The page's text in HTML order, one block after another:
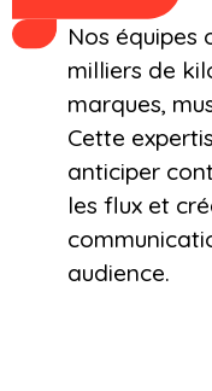
Nos équipes
milliers de
marques,
Cette
anticiper
les flux et
audience.